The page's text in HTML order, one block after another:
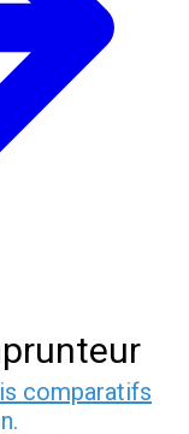
comparatifs